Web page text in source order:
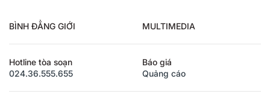
BÌNH ĐẲNG GIỚI MULTIMEDIA
Hotline tòa soạn
024.36.555.655
Báo giá
Quảng cáo